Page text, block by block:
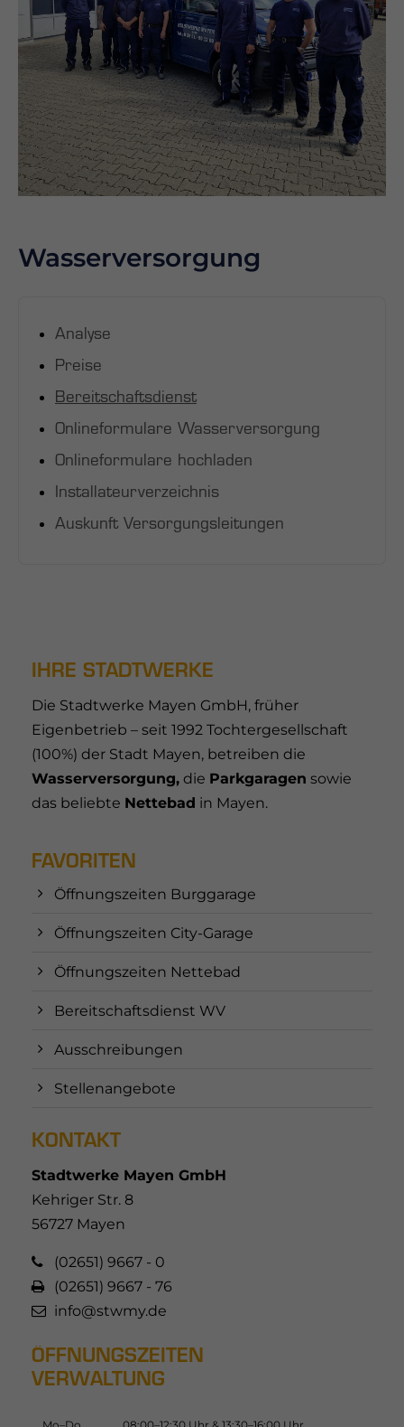
Wasserversorgung
Analyse
Preise
Bereitschaftsdienst
Onlineformulare Wasserversorgung
Onlineformulare hochladen
Installateurverzeichnis
Auskunft Versorgungsleitungen
IHRE STADTWERKE
Die Stadtwerke Mayen GmbH, früher
Eigenbetrieb – seit 1992 Tochtergesellschaft
(100%) der Stadt Mayen, betreiben die
Wasserversorgung, die Parkgaragen sowie
das beliebte Nettebad in Mayen.
FAVORITEN
Öffnungszeiten Burggarage
Öffnungszeiten City-Garage
Öffnungszeiten Nettebad
Bereitschaftsdienst WV
Ausschreibungen
Stellenangebote
KONTAKT
Stadtwerke Mayen GmbH
Kehriger Str. 8
56727 Mayen
(02651) 9667 - 0
(02651) 9667 - 76
info@stwmy.de
ÖFFNUNGSZEITEN
VERWALTUNG